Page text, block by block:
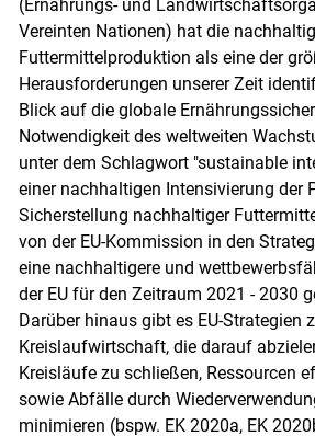
(Ernährungs- und
Vereinten Nationen) hat die
Futtermittelproduktion als eine der
Herausforderungen unserer Zeit
Blick auf die globale
Notwendigkeit des weltweiten
unter dem Schlagwort "sustainable
einer nachhaltigen Intensivierung der
Sicherstellung nachhaltiger
von der EU-Kommission in den
eine nachhaltigere und
der EU für den Zeitraum 2021 - 2030
Darüber hinaus gibt es EU-Strategien
Kreislaufwirtschaft, die darauf
Kreisläufe zu schließen, Ressourcen
sowie Abfälle durch
minimieren (bspw. EK 2020a, EK